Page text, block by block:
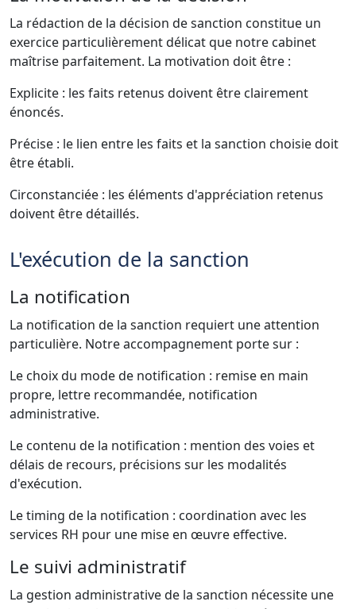
La rédaction de la décision de sanction constitue un
exercice particulièrement délicat que notre cabinet
maîtrise parfaitement. La motivation doit être :
Explicite : les faits retenus doivent être clairement
énoncés.
Précise : le lien entre les faits et la sanction choisie doit
être établi.
Circonstanciée : les éléments d'appréciation retenus
doivent être détaillés.
L'exécution de la sanction
La notification
La notification de la sanction requiert une attention
particulière. Notre accompagnement porte sur :
Le choix du mode de notification : remise en main
propre, lettre recommandée, notification
administrative.
Le contenu de la notification : mention des voies et
délais de recours, précisions sur les modalités
d'exécution.
Le timing de la notification : coordination avec les
services RH pour une mise en œuvre effective.
Le suivi administratif
La gestion administrative de la sanction nécessite une